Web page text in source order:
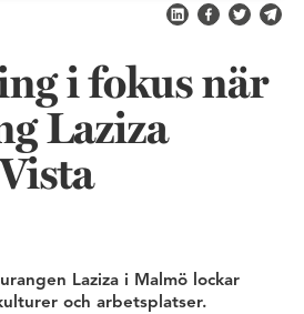
Dela på LinkedIn
Dela påDela på
i fokus när
Laziza
Laziza i Malmö lockar
och arbetsplatser.